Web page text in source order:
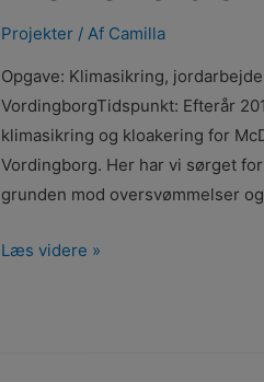
Projekter / Af Camilla
Opgave: Klimasikring,
VordingborgTidspunkt: Efterår
klimasikring og kloakering for
Vordingborg. Her har vi sørget
grunden mod oversvømmelser
Læs videre »